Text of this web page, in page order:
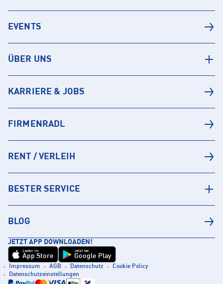
EVENTS
ÜBER UNS
KARRIERE & JOBS
FIRMENRADL
RENT / VERLEIH
BESTER SERVICE
BLOG
JETZT APP DOWNLOADEN!
Laden im
App Store
Jetzt bei
Google Play
Impressum AGB Datenschutz
Cookie Policy
Datenschutzeinstellungen